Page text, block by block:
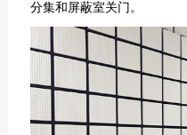
分集和屏蔽室关门。